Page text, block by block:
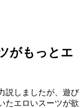
がもっとエ
説しましたが、遊び
たエロいスーツが欲